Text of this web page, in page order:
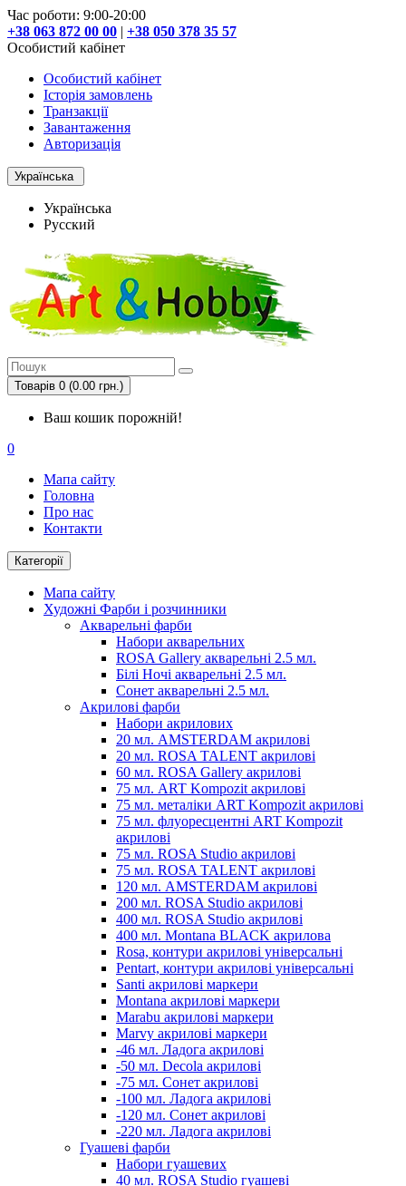
Час роботи: 9:00-20:00
+38 063 872 00 00 | +38 050 378 35 57
Особистий кабінет
Особистий кабінет
Історія замовлень
Транзакції
Завантаження
Авторизація
Українська
Українська
Русский
Товарів 0 (0.00 грн.)
Ваш кошик порожній!
0
Мапа сайту
Головна
Про нас
Контакти
Категорії
Мапа сайту
Художні Фарби і розчинники
Акварельні фарби
Набори акварельних
ROSA Gallery акварельні 2.5 мл.
Білі Ночі акварельні 2.5 мл.
Сонет акварельні 2.5 мл.
Акрилові фарби
Набори акрилових
20 мл. AMSTERDAM акрилові
20 мл. ROSA TALENT акрилові
60 мл. ROSA Gallery акрилові
75 мл. ART Kompozit акрилові
75 мл. металіки ART Kompozit акрилові
75 мл. флуоресцентні ART Kompozit
акрилові
75 мл. ROSA Studio акрилові
75 мл. ROSA TALENT акрилові
120 мл. AMSTERDAM акрилові
200 мл. ROSA Studio акрилові
400 мл. ROSA Studio акрилові
400 мл. Montana BLACK акрилова
Rosa, контури акрилові універсальні
Pentart, контури акрилові універсальні
Santi акрилові маркери
Montana акрилові маркери
Marabu акрилові маркери
Marvy акрилові маркери
-46 мл. Ладога акрилові
-50 мл. Decola акрилові
-75 мл. Сонет акрилові
-100 мл. Ладога акрилові
-120 мл. Сонет акрилові
-220 мл. Ладога акрилові
Гуашеві фарби
Набори гуашевих
40 мл. ROSA Studio гуашеві